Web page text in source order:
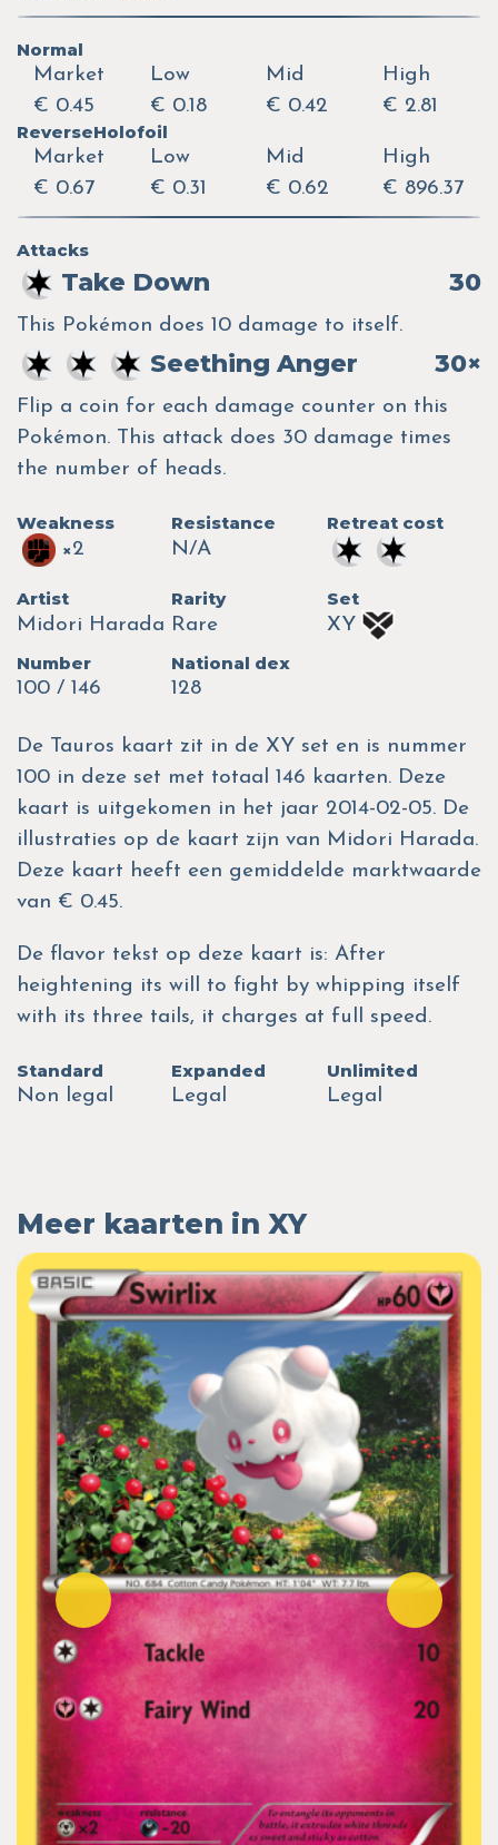
Normal
Market
€ 0.45
Low
€ 0.18
Mid
€ 0.42
High
€ 2.81
ReverseHolofoil
Market
€ 0.67
Low
€ 0.31
Mid
€ 0.62
High
€ 896.37
Attacks
Take Down 30
This Pokémon does 10 damage to itself.
Seething Anger 30×
Flip a coin for each damage counter on this
Pokémon. This attack does 30 damage times
the number of heads.
Weakness
×2
Resistance
N/A
Retreat cost
Artist
Midori Harada
Rarity
Rare
Set
XY
Number
100 / 146
National dex
128
De Tauros kaart zit in de XY set en is nummer
100 in deze set met totaal 146 kaarten. Deze
kaart is uitgekomen in het jaar 2014-02-05. De
illustraties op de kaart zijn van Midori Harada.
Deze kaart heeft een gemiddelde marktwaarde
van € 0.45.
De flavor tekst op deze kaart is: After
heightening its will to fight by whipping itself
with its three tails, it charges at full speed.
Standard
Non legal
Expanded
Legal
Unlimited
Legal
Meer kaarten in XY